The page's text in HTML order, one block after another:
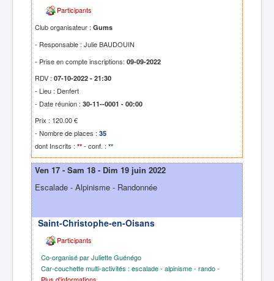
Participants
Club organisateur : Gums
- Responsable : Julie BAUDOUIN
- Prise en compte inscriptions: 09-09-2022
RDV : 07-10-2022 - 21:30
- Lieu : Denfert
- Date réunion : 30-11--0001 - 00:00
Prix : 120.00 €
- Nombre de places : 35
dont Inscrits : ** - conf. : **
Ven 17 - Sam 18 - Dim 19 juin 2022
Escalade - Alpinisme - Randonnée
Saint-Christophe-en-Oisans
Participants
Co-organisé par Juliette Guénégo
Car-couchette multi-activités : escalade - alpinisme - rando -